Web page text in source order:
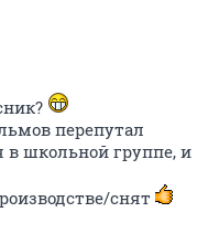
перепутал
в школьной группе, и
снят